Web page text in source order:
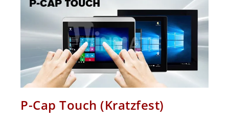
P-Cap Touch (Kratzfest)